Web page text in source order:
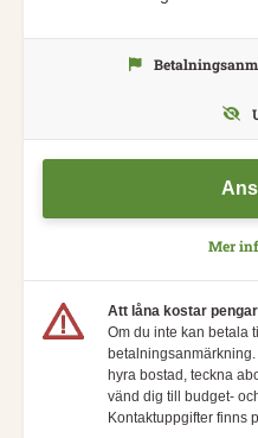
Mer
Att låna kostar
Om du inte kan betala
hyra bostad, teckna
vänd dig till budget-
Kontaktuppgifter finns